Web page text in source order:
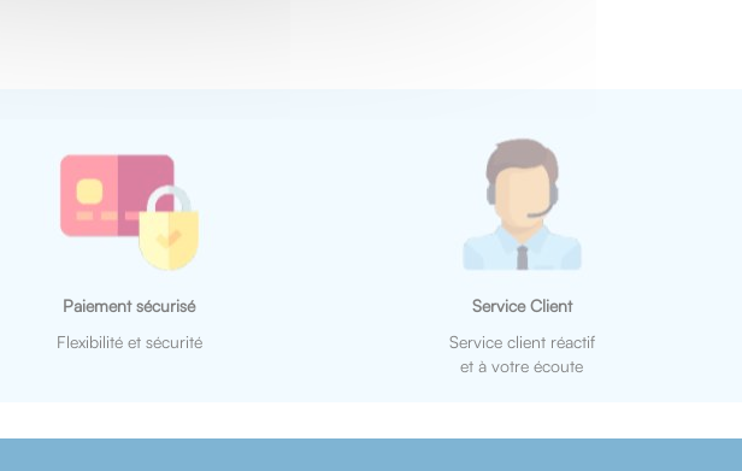
Paiement sécurisé
Flexibilité et sécurité
Service Client
Service client réactif
et à votre écoute